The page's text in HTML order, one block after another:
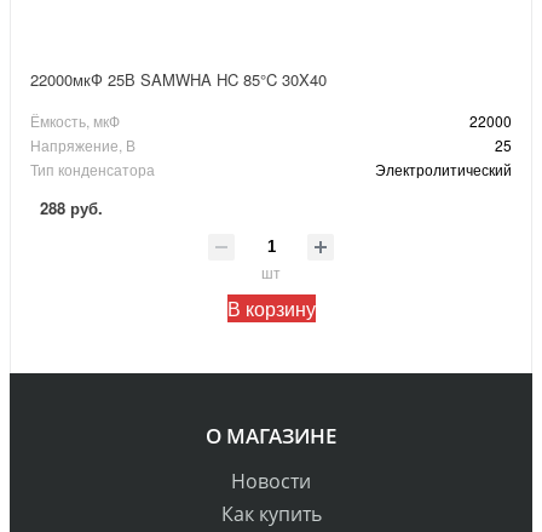
22000мкФ 25В SAMWHA HC 85°C 30X40
Ёмкость, мкФ
22000
Напряжение, В
25
Тип конденсатора
Электролитический
288 руб.
шт
В корзину
О МАГАЗИНЕ
Новости
Как купить